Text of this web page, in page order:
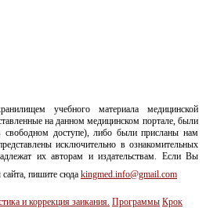
учебного материала медицинской
на данном медицинском портале, были
свободном доступе), либо были присланы нам
исключительно в ознакомительных
их авторам и издательствам. Если Вы
сайта, пишите сюда kingmed.info@gmail.com
и коррекция заикания. Программы Крок